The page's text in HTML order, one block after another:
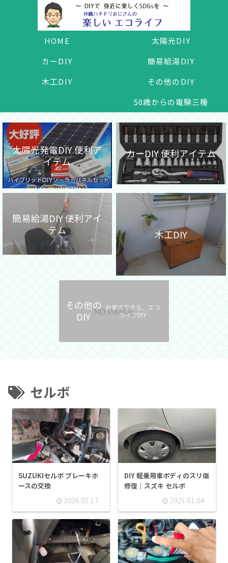
HOME
太陽光DIY
カーDIY
簡易給湯DIY
木工DIY
その他のDIY
50歳からの電験三種
太陽光発電DIY 便利ア
イテム
カーDIY 便利アイテム
簡易給湯DIY 便利アイ
テム
木工DIY
その他の
DIY
お家でできる、エコ
ライフDIY
セルボ
SUZUKIセルボ ブレーキホ
ースの交換
2026.05.17
DIY 軽乗用車ボディのスリ傷
修復｜スズキ セルボ
2025.01.04